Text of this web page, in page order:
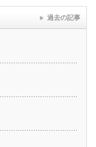
過去の記事